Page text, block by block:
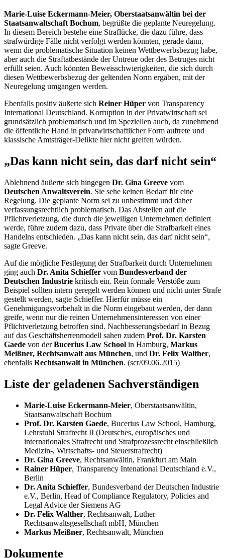
Marie-Luise Eckermann-Meier, Oberstaatsanwältin bei der
Staatsanwaltschaft Bochum, begrüßte die geplante Neuregelung.
In diesem Bereich bestehe eine Straflücke, die dazu führe, dass
strafwürdige Fälle nicht verfolgt werden könnten, gerade dann,
wenn die problematische Situation keinen Wettbewerbsbezug habe,
aber auch die Straftatbestände der Untreue oder des Betruges nicht
erfüllt seien. Auch könnten Beweisschwierigkeiten, die sich durch
diesen Wettbewerbsbezug der geltenden Norm ergäben, mit der
Neuregelung umgangen werden.
Ebenfalls positiv äußerte sich Reiner Hüper von Transparency
International Deutschland. Korruption in der Privatwirtschaft sei
grundsätzlich problematisch und im Speziellen auch, da zunehmend
die öffentliche Hand in privatwirtschaftlicher Form auftrete und
klassische Amtsträger-Delikte hier nicht greifen würden.
„Das kann nicht sein, das darf nicht sein“
Ablehnend äußerte sich hingegen Dr. Gina Greeve vom
Deutschen Anwaltsverein. Sie sehe keinen Bedarf für eine
Regelung. Die geplante Norm sei zu unbestimmt und daher
verfassungsrechtlich problematisch. Das Abstellen auf die
Pflichtverletzung, die durch die jeweiligen Unternehmen definiert
werde, führe zudem dazu, dass Private über die Strafbarkeit eines
Handelns entschieden. „Das kann nicht sein, das darf nicht sein“,
sagte Greeve.
Auf die mögliche Festlegung der Strafbarkeit durch Unternehmen
ging auch Dr. Anita Schieffer vom Bundesverband der
Deutschen Industrie kritisch ein. Rein formale Verstöße zum
Beispiel sollten intern geregelt werden können und nicht unter Strafe
gestellt werden, sagte Schieffer. Hierfür müsse ein
Genehmigungsvorbehalt in die Norm eingebaut werden, der dann
greife, wenn nur die reinen Unternehmensinteressen von einer
Pflichtverletzung betroffen sind. Nachbesserungsbedarf in Bezug
auf das Geschäftsherrenmodell sahen zudem Prof. Dr. Karsten
Gaede von derBucerius Law School in Hamburg, Markus
Meißner, Rechtsanwalt aus München, und Dr. Felix Walther,
ebenfalls Rechtsanwalt in München. (scr/09.06.2015)
Liste der geladenen Sachverständigen
Marie-Luise Eckermann-Meier, Oberstaatsanwältin,
Staatsanwaltschaft Bochum
Prof. Dr. Karsten Gaede, Bucerius Law School, Hamburg,
Lehrstuhl Strafrecht II (Deutsches, europäisches und
internationales Strafrecht und Strafprozessrecht einschließlich
Medizin-, Wirtschafts- und Steuerstrafrecht)
Dr. Gina Greeve, Rechtsanwältin, Frankfurt am Main
Rainer Hüper, Transparency Intenational Deutschland e.V.,
Berlin
Dr. Anita Schieffer, Bundesverband der Deutschen Industrie
e.V., Berlin, Head of Compliance Regulatory, Policies and
Legal Advice der Siemens AG
Dr. Felix Walther, Rechtsanwalt, Luther
Rechtsanwaltsgesellschaft mbH, München
Markus Meißner, Rechtsanwalt, München
Dokumente